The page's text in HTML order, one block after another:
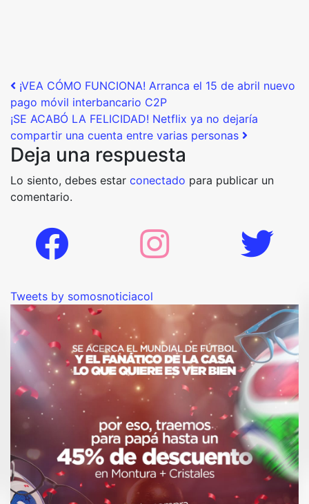
Post navigation
¡VEA CÓMO FUNCIONA! Arranca el 15 de abril nuevo
pago móvil interbancario C2P
¡SE ACABÓ LA FELICIDAD! Netflix ya no dejaría
compartir una cuenta entre varias personas
Deja una respuesta
Lo siento, debes estar conectado para publicar un
comentario.
Tweets by somosnoticiacol